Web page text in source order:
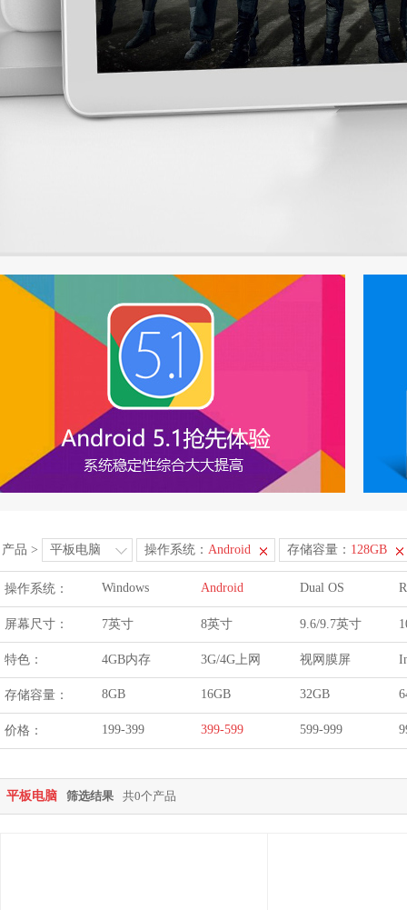
产品 > 平板电脑 操作系统： Android 存储容量： 128GB
操作系统： Windows Android Dual OS
屏幕尺寸： 7英寸 8英寸 9.6/9.7英寸
特色： 4GB内存 3G/4G上网 视网膜屏
存储容量： 8GB 16GB 32GB
价格： 199-399 399-599 599-999
平板电脑 筛选结果 共0个产品